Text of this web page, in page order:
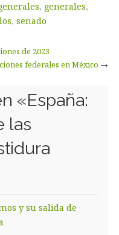
, generales,
, senado
de 2023
federales en México →
«España:
las
y su salida de